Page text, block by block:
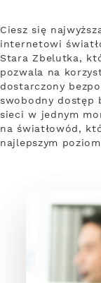
Ciesz się
internetowi
Stara Zbelutka,
pozwala na
dostarczony
swobodny dostęp
sieci w jednym
na światłowód,
najlepszym